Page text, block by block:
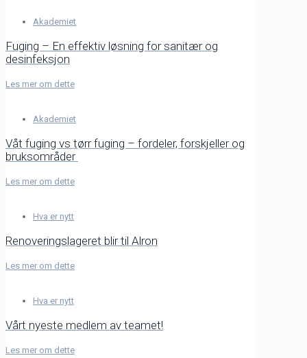
Akademiet
Fuging – En effektiv løsning for sanitær og
desinfeksjon
Les mer om dette
Akademiet
Våt fuging vs tørr fuging – fordeler, forskjeller og
bruksområder
Les mer om dette
Hva er nytt
Renoveringslageret blir til Alron
Les mer om dette
Hva er nytt
Vårt nyeste medlem av teamet!
Les mer om dette